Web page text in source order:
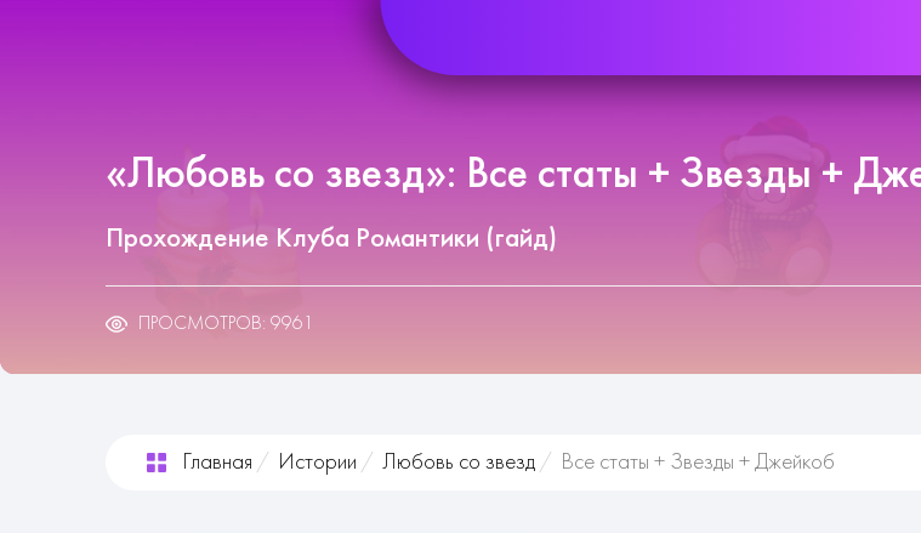
«Любовь со звезд»: Все статы + Звезды +
Прохождение Клуба Романтики (гайд)
ПРОСМОТРОВ: 9961
Главная Истории Любовь со звезд Все статы + Звезды + Джейкоб